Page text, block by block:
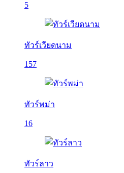
5
ทัวร์เวียดนาม
157
ทัวร์พม่า
16
ทัวร์ลาว